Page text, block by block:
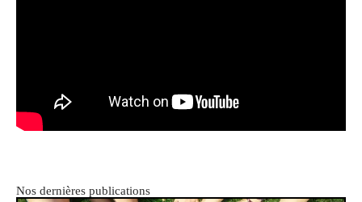
Nos dernières publications